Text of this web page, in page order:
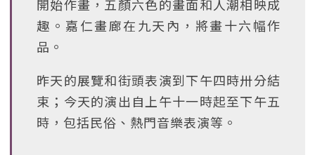
開始作畫，五顏六色的畫面和人潮相映成
趣。嘉仁畫廊在九天內，將畫十六幅作
品。
昨天的展覽和街頭表演到下午四時卅分結
束；今天的演出自上午十一時起至下午五
時，包括民俗、熱門音樂表演等。